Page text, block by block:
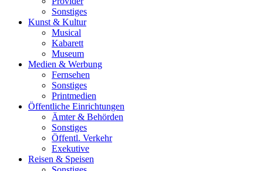
Sonstiges
Kunst & Kultur
Musical
Kabarett
Museum
Medien & Werbung
Fernsehen
Sonstiges
Printmedien
Öffentliche Einrichtungen
Ämter & Behörden
Sonstiges
Öffentl. Verkehr
Exekutive
Reisen & Speisen